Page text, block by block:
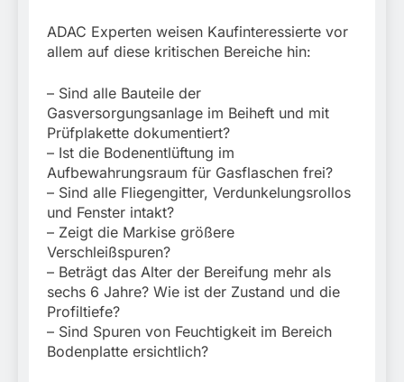
ADAC Experten weisen Kaufinteressierte vor
allem auf diese kritischen Bereiche hin:
– Sind alle Bauteile der
Gasversorgungsanlage im Beiheft und mit
Prüfplakette dokumentiert?
– Ist die Bodenentlüftung im
Aufbewahrungsraum für Gasflaschen frei?
– Sind alle Fliegengitter, Verdunkelungsrollos
und Fenster intakt?
– Zeigt die Markise größere
Verschleißspuren?
– Beträgt das Alter der Bereifung mehr als
sechs 6 Jahre? Wie ist der Zustand und die
Profiltiefe?
– Sind Spuren von Feuchtigkeit im Bereich
Bodenplatte ersichtlich?